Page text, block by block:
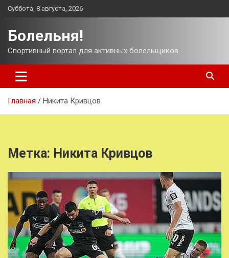
Перейти
Суббота, 8 августа, 2026
Болельня!
Спортивный портал для активных болельщиков.
Главная Никита Кривцов
Метка: Никита Кривцов